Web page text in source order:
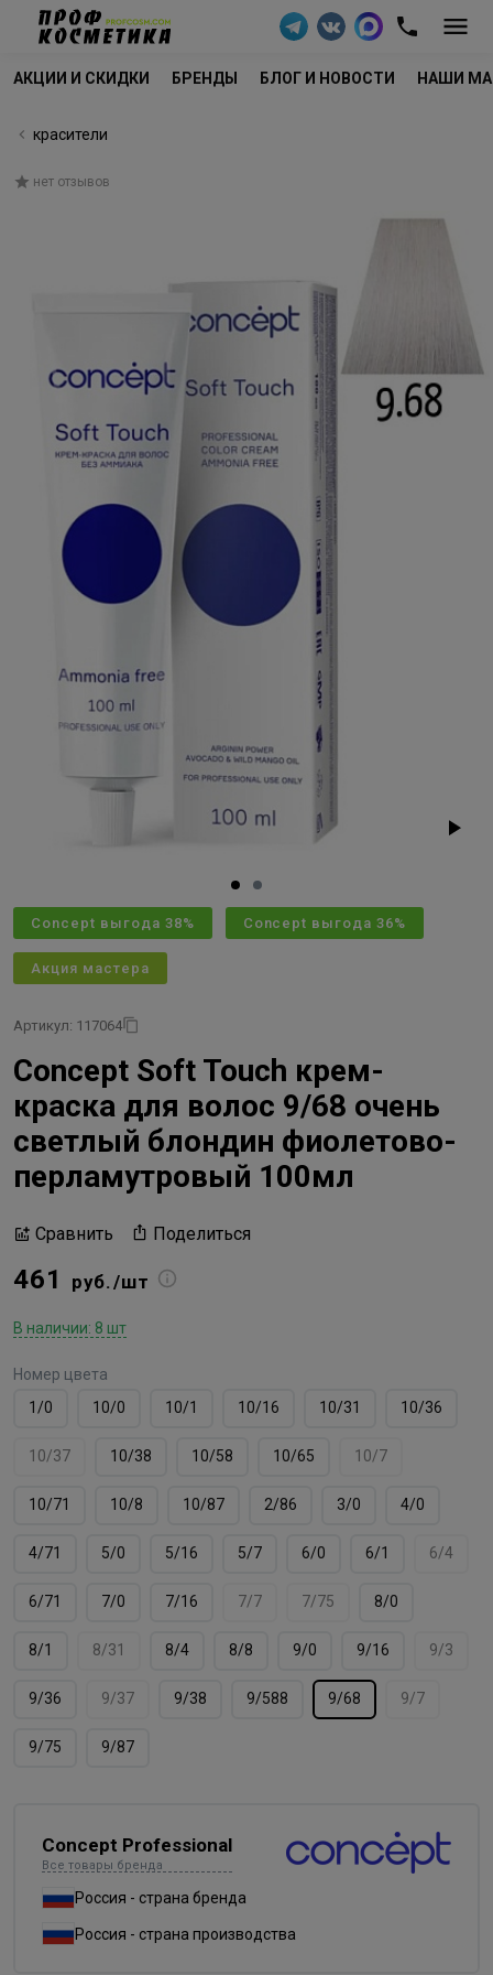
АКЦИИ И СКИДКИ БРЕНДЫ БЛОГ И НОВОСТИ НАШИ
красители
нет отзывов
Concept выгода 38% Concept выгода 36%
Акция мастера
Артикул: 117064
Concept Soft Touch крем-
краска для волос 9/68 очень
светлый блондин фиолетово-
перламутровый 100мл
Сравнить Поделиться
461 руб./шт
В наличии: 8 шт
Номер цвета
1/0
10/0 10/1 10/16 10/31 10/36
10/37 10/38 10/58 10/65 10/7
10/71 10/8 10/87 2/86 3/0 4/0
4/71 5/0 5/16 5/7 6/0 6/1 6/4
6/71 7/0 7/16 7/7 7/75 8/0
8/1 8/31 8/4 8/8 9/0 9/16 9/3
9/36 9/37 9/38 9/588 9/68 9/7
9/75 9/87
Concept Professional
Все товары бренда
Россия - страна бренда
Россия - страна производства